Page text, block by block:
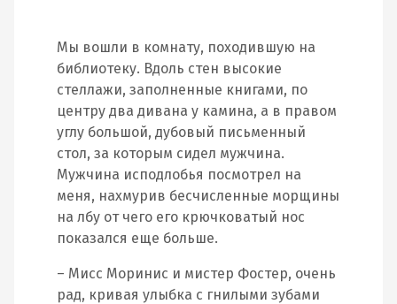
Мы вошли в комнату, походившую на
библиотеку. Вдоль стен высокие
стеллажи, заполненные книгами, по
центру два дивана у камина, а в правом
углу большой, дубовый письменный
стол, за которым сидел мужчина.
Мужчина исподлобья посмотрел на
меня, нахмурив бесчисленные морщины
на лбу от чего его крючковатый нос
показался еще больше.
– Мисс Моринис и мистер Фостер, очень
рад, кривая улыбка с гнилыми зубами